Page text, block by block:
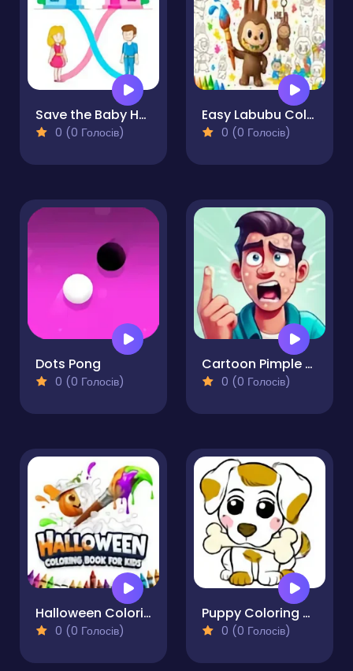
Save the Baby Home Rush
0 (0 Голосів)
Easy Labubu Coloring Book
0 (0 Голосів)
Dots Pong
0 (0 Голосів)
Cartoon Pimple Pop
0 (0 Голосів)
Halloween Coloring Book
0 (0 Голосів)
Puppy Coloring Book
0 (0 Голосів)